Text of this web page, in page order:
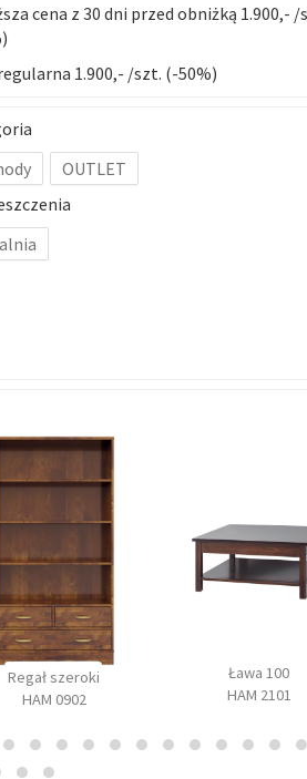
cena z 30 dni przed obniżką 1.900,- /
1.900,- /szt. (-50%)
OUTLET
Regał szeroki
HAM 0902
Ława 100
HAM 2101